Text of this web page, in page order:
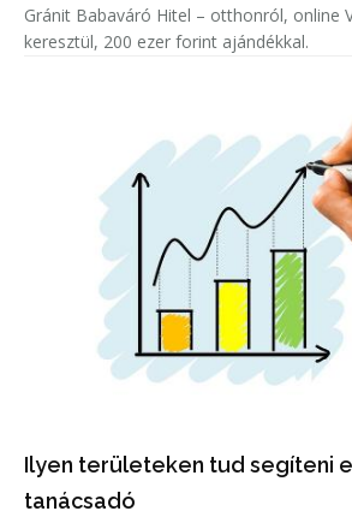
Gránit Babaváró Hitel – otthonról, online
keresztül, 200 ezer forint ajándékkal.
Ilyen területeken tud segíteni
tanácsadó